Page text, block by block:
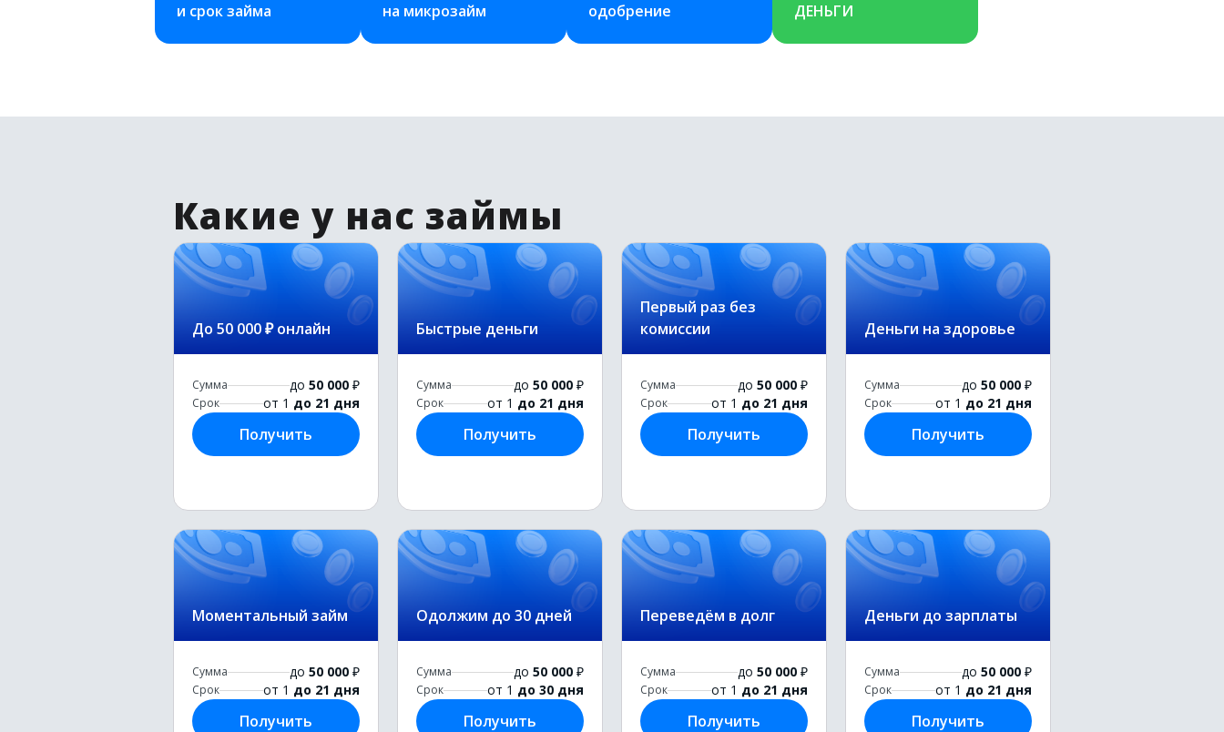
и срок займа
на микрозайм
одобрение
ДЕНЬГИ
Какие у нас займы
До 50 000 ₽ онлайн
Сумма до 50 000 ₽
Срок от 1 до 21 дня
Получить
Быстрые деньги
Сумма до 50 000 ₽
Срок от 1 до 21 дня
Получить
Первый раз без
комиссии
Сумма до 50 000 ₽
Срок от 1 до 21 дня
Получить
Деньги на здоровье
Сумма до 50 000 ₽
Срок от 1 до 21 дня
Получить
Моментальный займ
Сумма до 50 000 ₽
Срок от 1 до 21 дня
Получить
Одолжим до 30 дней
Сумма до 50 000 ₽
Срок от 1 до 30 дня
Получить
Переведём в долг
Сумма до 50 000 ₽
Срок от 1 до 21 дня
Получить
Деньги до зарплаты
Сумма до 50 000 ₽
Срок от 1 до 21 дня
Получить